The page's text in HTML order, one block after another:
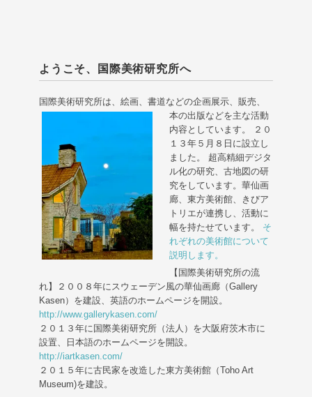
ようこそ、国際美術研究所へ
国際美術研究所は、絵画、書道などの企画展示、販売、
本の出版などを主な活動
内容としています。 ２０
１３年５月８日に設立し
ました。 超高精細デジタ
ル化の研究、古地図の研
究をしています。華仙画
廊、東方美術館、きびア
トリエが連携し、活動に
幅を持たせています。 そ
れぞれの美術館について
説明します。
【国際美術研究所の流
れ】２００８年にスウェーデン風の華仙画廊（Gallery
Kasen）を建設、英語のホームページを開設。
http://www.gallerykasen.com/
２０１３年に国際美術研究所（法人）を大阪府茨木市に
設置、日本語のホームページを開設。
http://iartkasen.com/
２０１５年に古民家を改造した東方美術館（Toho Art
Museum)を建設。